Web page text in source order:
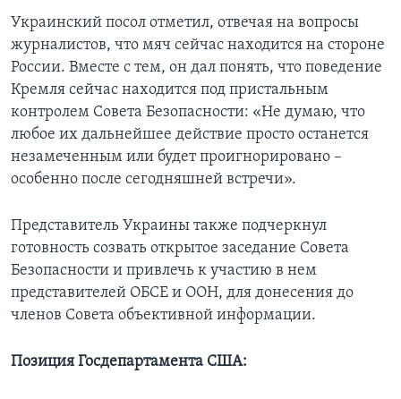
Украинский посол отметил, отвечая на вопросы
журналистов, что мяч сейчас находится на стороне
России. Вместе с тем, он дал понять, что поведение
Кремля сейчас находится под пристальным
контролем Совета Безопасности: «Не думаю, что
любое их дальнейшее действие просто останется
незамеченным или будет проигнорировано –
особенно после сегодняшней встречи».
Представитель Украины также подчеркнул
готовность созвать открытое заседание Совета
Безопасности и привлечь к участию в нем
представителей ОБСЕ и ООН, для донесения до
членов Совета объективной информации.
Позиция Госдепартамента США: